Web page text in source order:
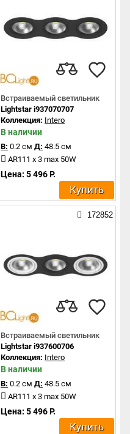
Встраиваемый светильник
Lightstar i937070707
Коллекция: Intero
В наличии
В: 0.2 см Д: 48.5 см
AR111 x 3 max 50W
Цена: 5 496 Р.
Купить
172852
Встраиваемый светильник
Lightstar i937600706
Коллекция: Intero
В наличии
В: 0.2 см Д: 48.5 см
AR111 x 3 max 50W
Цена: 5 496 Р.
Купить